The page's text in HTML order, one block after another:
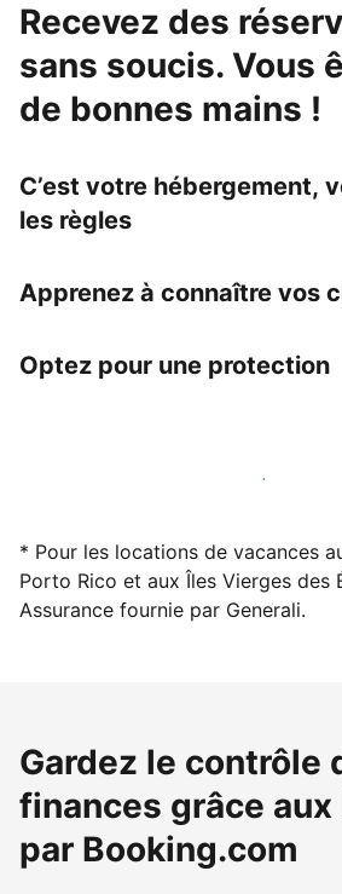
Recevez des
sans soucis. Vous
de bonnes mains !
C’est votre hébergement,
les règles
Apprenez à connaître vos
Optez pour une protection
Accueillez des clients avec nous
* Pour les locations de vacances
Porto Rico et aux Îles Vierges des
Assurance fournie par Generali.
Gardez le contrôle
finances grâce
par Booking.com